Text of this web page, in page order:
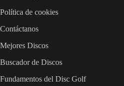
Política de cookies
Contáctanos
Mejores Discos
Buscador de Discos
Fundamentos del Disc Golf